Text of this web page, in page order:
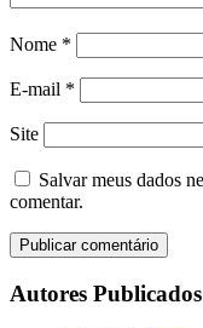
Nome *
E-mail *
Site
Salvar meus dados
comentar.
Autores Publicados